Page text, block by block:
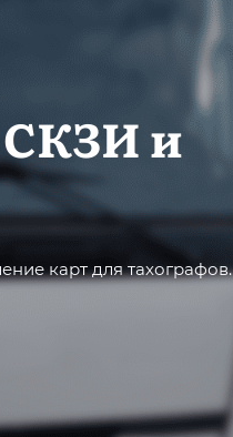
и
карт для тахографов.